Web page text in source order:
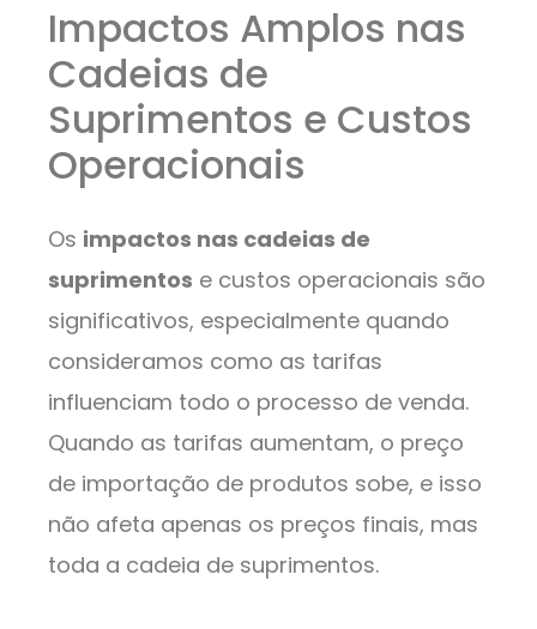
Impactos Amplos nas
Cadeias de
Suprimentos e Custos
Operacionais
Os impactos nas cadeias de
suprimentos e custos operacionais são
significativos, especialmente quando
consideramos como as tarifas
influenciam todo o processo de venda.
Quando as tarifas aumentam, o preço
de importação de produtos sobe, e isso
não afeta apenas os preços finais, mas
toda a cadeia de suprimentos.